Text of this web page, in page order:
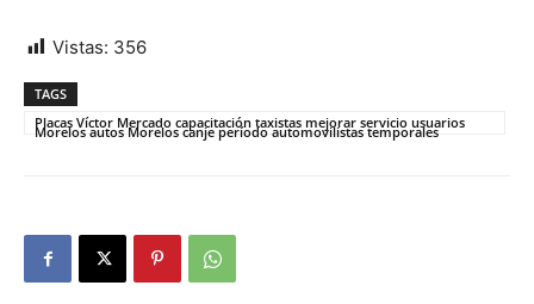
Vistas: 356
TAGS
Placas Víctor Mercado capacitación taxistas mejorar servicio usuarios
Morelos autos Morelos canje período automovilistas temporales